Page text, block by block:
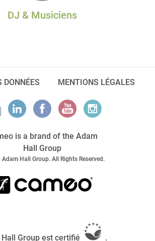
DJ & Musiciens
DONNÉES MENTIONS LÉGALES
is a brand of the Adam
Hall Group
Hall Group. All Rights Reserved.
Group est certifié .